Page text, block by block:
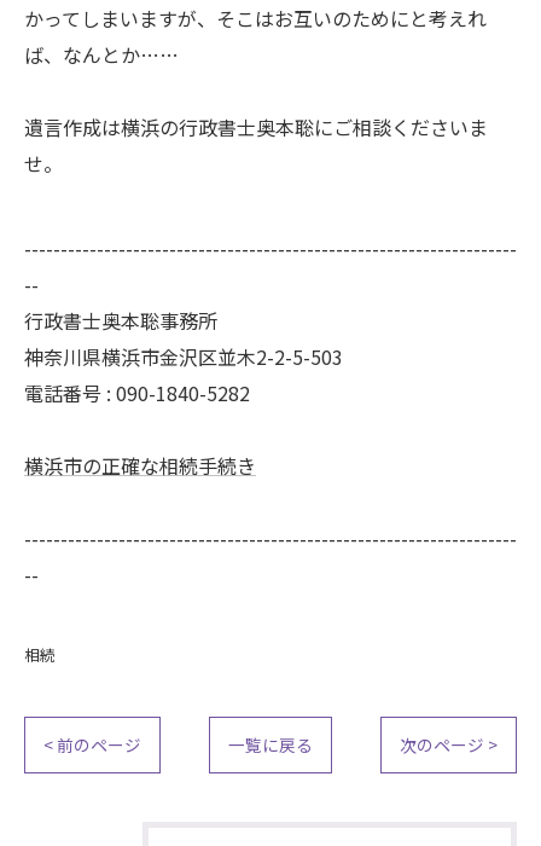
かってしまいますが、そこはお互いのためにと考えれ
ば、なんとか……
遺言作成は横浜の行政書士奥本聡にご相談くださいま
せ。
--------------------------------------------------------------------
--
行政書士奥本聡事務所
神奈川県横浜市金沢区並木2-2-5-503
電話番号 : 090-1840-5282
横浜市の正確な相続手続き
--------------------------------------------------------------------
--
相続
< 前のページ 一覧に戻る 次のページ >